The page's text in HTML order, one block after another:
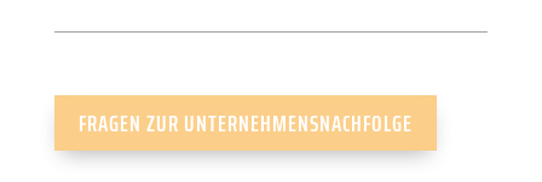
FRAGEN ZUR UNTERNEHMENSNACHFOLGE